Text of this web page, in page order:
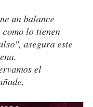
un balance
lo tienen
asegura este
el